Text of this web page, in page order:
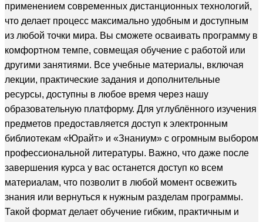
применением современных дистанционных технологий,
что делает процесс максимально удобным и доступным
из любой точки мира. Вы сможете осваивать программу в
комфортном темпе, совмещая обучение с работой или
другими занятиями. Все учебные материалы, включая
лекции, практические задания и дополнительные
ресурсы, доступны в любое время через нашу
образовательную платформу. Для углублённого изучения
предметов предоставляется доступ к электронным
библиотекам «Юрайт» и «Знаниум» с огромным выбором
профессиональной литературы. Важно, что даже после
завершения курса у вас останется доступ ко всем
материалам, что позволит в любой момент освежить
знания или вернуться к нужным разделам программы.
Такой формат делает обучение гибким, практичным и